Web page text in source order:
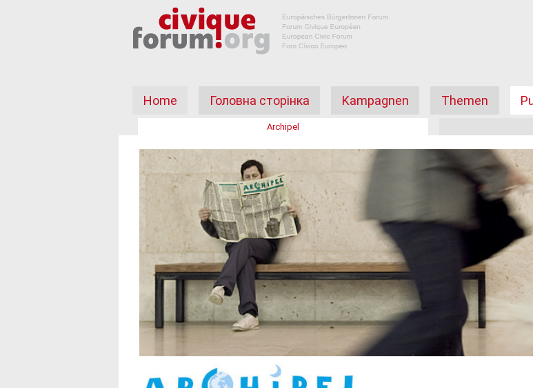
Home Головна сторінка Kampagnen Themen
Archipel